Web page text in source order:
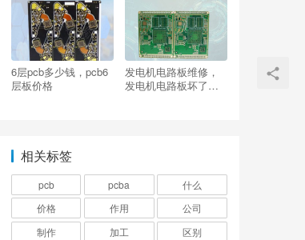
6层pcb多少钱，pcb6
层板价格
发电机电路板维修，
发电机电路板坏了是
相关标签
pcb pcba
什么
价格
作用
公司
制作
加工
区别